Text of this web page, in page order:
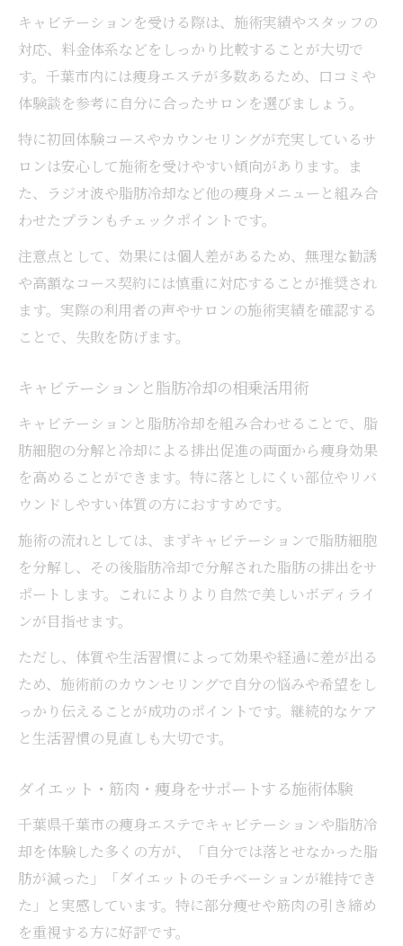
キャビテーションを受ける際は、施術実績やスタッフの
対応、料金体系などをしっかり比較することが大切で
す。千葉市内には痩身エステが多数あるため、口コミや
体験談を参考に自分に合ったサロンを選びましょう。
特に初回体験コースやカウンセリングが充実しているサ
ロンは安心して施術を受けやすい傾向があります。ま
た、ラジオ波や脂肪冷却など他の痩身メニューと組み合
わせたプランもチェックポイントです。
注意点として、効果には個人差があるため、無理な勧誘
や高額なコース契約には慎重に対応することが推奨され
ます。実際の利用者の声やサロンの施術実績を確認する
ことで、失敗を防げます。
キャビテーションと脂肪冷却の相乗活用術
キャビテーションと脂肪冷却を組み合わせることで、脂
肪細胞の分解と冷却による排出促進の両面から痩身効果
を高めることができます。特に落としにくい部位やリバ
ウンドしやすい体質の方におすすめです。
施術の流れとしては、まずキャビテーションで脂肪細胞
を分解し、その後脂肪冷却で分解された脂肪の排出をサ
ポートします。これによりより自然で美しいボディライ
ンが目指せます。
ただし、体質や生活習慣によって効果や経過に差が出る
ため、施術前のカウンセリングで自分の悩みや希望をし
っかり伝えることが成功のポイントです。継続的なケア
と生活習慣の見直しも大切です。
ダイエット・筋肉・痩身をサポートする施術体験
千葉県千葉市の痩身エステでキャビテーションや脂肪冷
却を体験した多くの方が、「自分では落とせなかった脂
肪が減った」「ダイエットのモチベーションが維持でき
た」と実感しています。特に部分痩せや筋肉の引き締め
を重視する方に好評です。